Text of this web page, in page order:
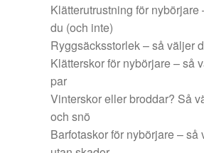
Klätterutrustning för nybörjare
du (och inte)
Ryggsäcksstorlek – så väljer
Klätterskor för nybörjare – så
par
Vinterskor eller broddar? Så
och snö
Barfotaskor för nybörjare – så